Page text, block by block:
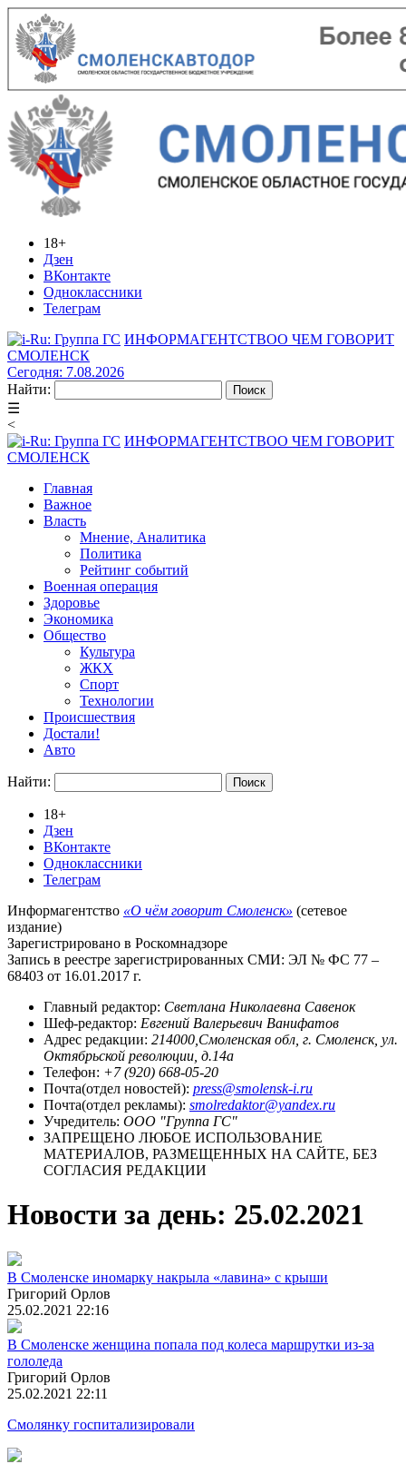
18+
Дзен
ВКонтакте
Одноклассники
Телеграм
ИНФОРМАГЕНТСТВОО ЧЕМ ГОВОРИТ
СМОЛЕНСК
Сегодня: 7.08.2026
Найти:
☰
<
ИНФОРМАГЕНТСТВОО ЧЕМ ГОВОРИТ
СМОЛЕНСК
Главная
Важное
Власть
Мнение, Аналитика
Политика
Рейтинг событий
Военная операция
Здоровье
Экономика
Общество
Культура
ЖКХ
Спорт
Технологии
Происшествия
Достали!
Авто
Найти:
18+
Дзен
ВКонтакте
Одноклассники
Телеграм
Информагентство «О чём говорит Смоленск» (сетевое
издание)
Зарегистрировано в Роскомнадзоре
Запись в реестре зарегистрированных СМИ: ЭЛ № ФС 77 –
68403 от 16.01.2017 г.
Главный редактор: Светлана Николаевна Савенок
Шеф-редактор: Евгений Валерьевич Ванифатов
Адрес редакции: 214000,Смоленская обл, г. Смоленск, ул.
Октябрьской революции, д.14а
Телефон: +7 (920) 668-05-20
Почта(отдел новостей): press@smolensk-i.ru
Почта(отдел рекламы): smolredaktor@yandex.ru
Учредитель: ООО "Группа ГС"
ЗАПРЕЩЕНО ЛЮБОЕ ИСПОЛЬЗОВАНИЕ
МАТЕРИАЛОВ, РАЗМЕЩЕННЫХ НА САЙТЕ, БЕЗ
СОГЛАСИЯ РЕДАКЦИИ
Новости за день: 25.02.2021
В Смоленске иномарку накрыла «лавина» с крыши
Григорий Орлов
25.02.2021 22:16
В Смоленске женщина попала под колеса маршрутки из-за
гололеда
Григорий Орлов
25.02.2021 22:11
Смолянку госпитализировали